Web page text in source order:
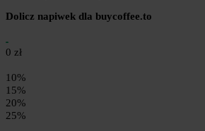
Dolicz napiwek dla buycoffee.to
0 zł
10%
15%
20%
25%